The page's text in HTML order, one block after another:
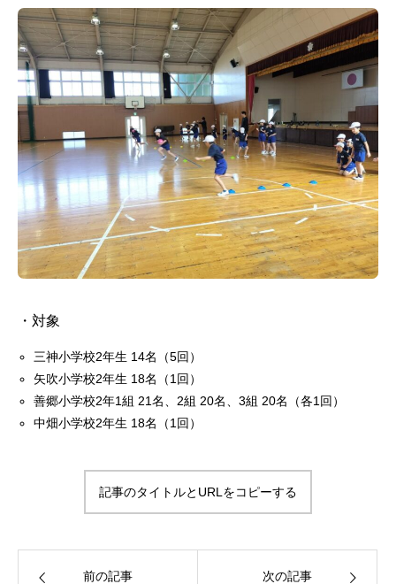
・対象
三神小学校2年生 14名（5回）
矢吹小学校2年生 18名（1回）
善郷小学校2年1組 21名、2組 20名、3組 20名（各1回）
中畑小学校2年生 18名（1回）
記事のタイトルとURLをコピーする
前の記事 次の記事